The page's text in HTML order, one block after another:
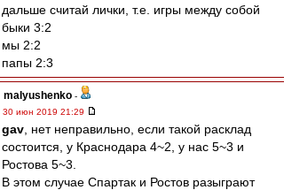
дальше считай лички, т.е. игры между собой
быки 3:2
мы 2:2
папы 2:3
malyushenko -
30 июн 2019 21:29
gav , нет неправильно, если такой расклад
состоится, у Краснодара 4~2, у нас 5~3 и
Ростова 5~3.
В этом случае Спартак и Ростов разыграют